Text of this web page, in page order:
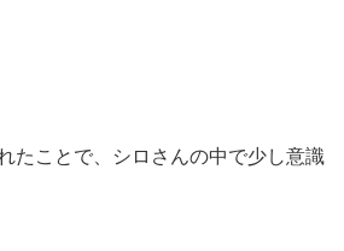
たことで、シロさんの中で少し意識